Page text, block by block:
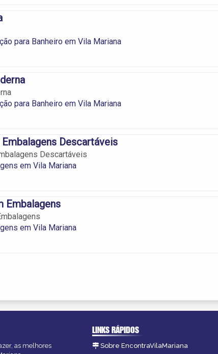
para Banheiro em Vila Mariana
para Banheiro em Vila Mariana
Descartáveis
Descartáveis
em Vila Mariana
Embalagens
em Vila Mariana
as melhores
LINKS RÁPIDOS
Sobre EncontraVilaMariana